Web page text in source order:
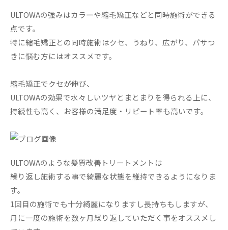
ULTOWAの強みはカラーや縮毛矯正などと同時施術ができる
点です。
特に縮毛矯正との同時施術はクセ、うねり、広がり、パサつ
きに悩む方にはオススメです。
縮毛矯正でクセが伸び、
ULTOWAの効果で水々しいツヤとまとまりを得られる上に、
持続性も高く、お客様の満足度・リピート率も高いです。
ULTOWAのような髪質改善トリートメントは
繰り返し施術する事で綺麗な状態を維持できるようになりま
す。
1回目の施術でも十分綺麗になりますし長持ちもしますが、
月に一度の施術を数ヶ月繰り返していただく事をオススメし